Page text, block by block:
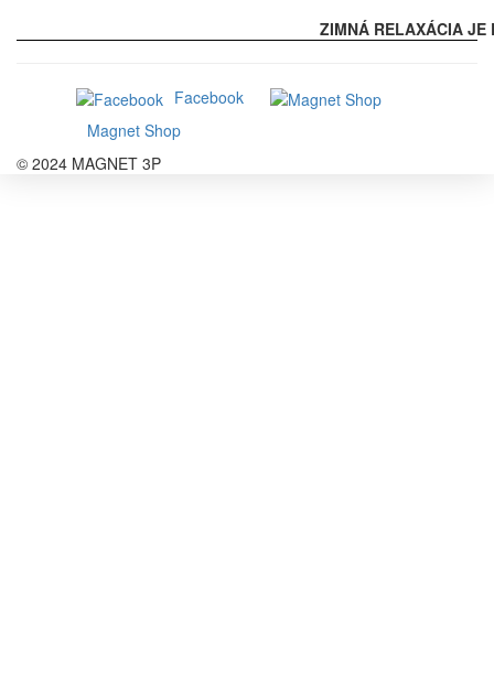
ZIMNÁ RELAXÁCIA JE
Facebook
Magnet Shop
© 2024 MAGNET 3P